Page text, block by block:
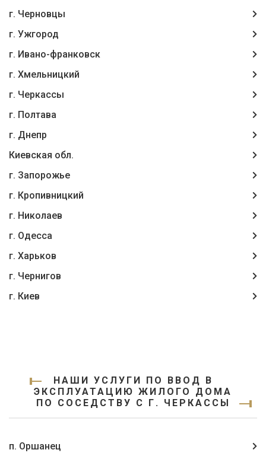
г. Чернoвцы
г. Ужгород
г. Ивано-франковск
г. Хмельницкий
г. Черкассы
г. Полтава
г. Днепр
Киевская обл.
г. Запорожье
г. Кропивницкий
г. Николаев
г. Одесса
г. Харьков
г. Чернигов
г. Киев
НАШИ УСЛУГИ ПО ВВОД В
ЭКСПЛУАТАЦИЮ ЖИЛОГО ДОМА
ПО СОСЕДСТВУ С Г. ЧЕРКАССЫ
п. Оршанец